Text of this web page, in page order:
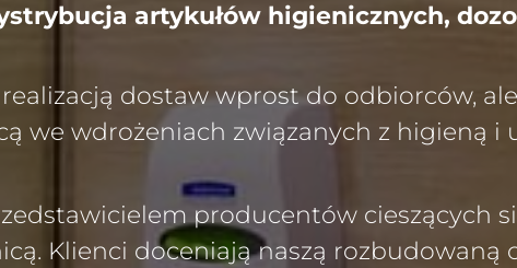
artykułów higienicznych,
dostaw wprost do odbiorców,
we wdrożeniach związanych z higieną i
producentów cieszących
Klienci doceniają naszą rozbudowaną